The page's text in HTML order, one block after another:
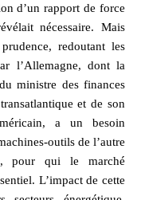
d’un rapport de force
nécessaire. Mais
redoutant les
l’Allemagne, dont la
ministre des finances
et de son
a un besoin
outils de l’autre
pour qui le marché
L’impact de cette